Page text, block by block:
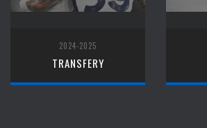
2024-2025
TRANSFERY